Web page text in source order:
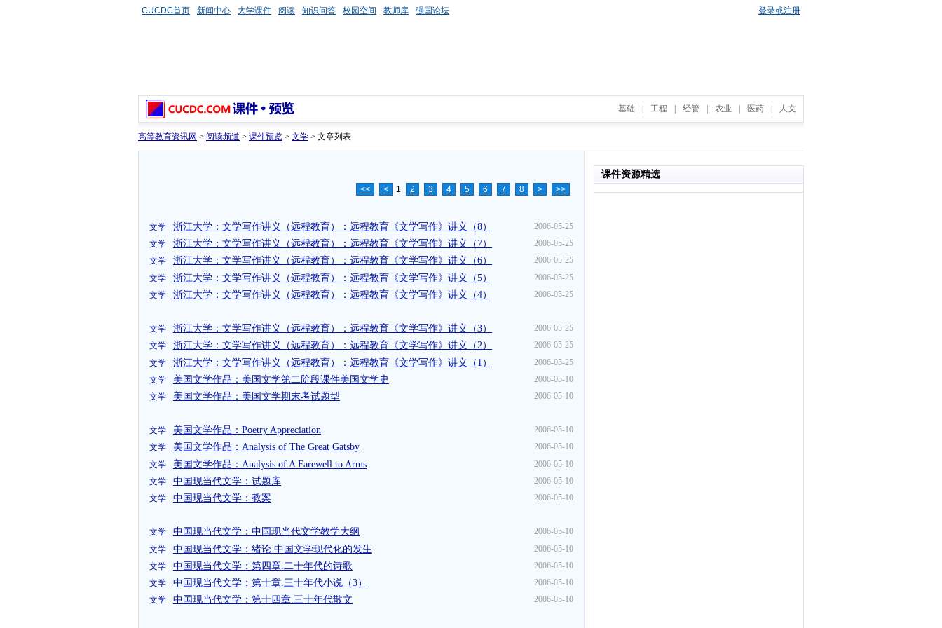
CUCDC首页 新闻中心 大学课件 阅读 知识问答 校园空间 教师库 强国论坛 登录或注册
基础 工程 经管 农业 医药 人文
高等教育资讯网 > 阅读频道 > 课件预览 > 文学 > 文章列表
<< < 1 2 3 4 5 6 7 8 > >>
2006-05-25
文学 浙江大学：文学写作讲义（远程教育）：远程教育《文学写作》讲义（8）
2006-05-25
文学 浙江大学：文学写作讲义（远程教育）：远程教育《文学写作》讲义（7）
2006-05-25
文学 浙江大学：文学写作讲义（远程教育）：远程教育《文学写作》讲义（6）
2006-05-25
文学 浙江大学：文学写作讲义（远程教育）：远程教育《文学写作》讲义（5）
2006-05-25
文学 浙江大学：文学写作讲义（远程教育）：远程教育《文学写作》讲义（4）
2006-05-25
文学 浙江大学：文学写作讲义（远程教育）：远程教育《文学写作》讲义（3）
2006-05-25
文学 浙江大学：文学写作讲义（远程教育）：远程教育《文学写作》讲义（2）
2006-05-25
文学 浙江大学：文学写作讲义（远程教育）：远程教育《文学写作》讲义（1）
2006-05-10
文学 美国文学作品：美国文学第二阶段课件美国文学史
2006-05-10
文学 美国文学作品：美国文学期末考试题型
2006-05-10
文学 美国文学作品：Poetry Appreciation
2006-05-10
文学 美国文学作品：Analysis of The Great Gatsby
2006-05-10
文学 美国文学作品：Analysis of A Farewell to Arms
2006-05-10
文学 中国现当代文学：试题库
2006-05-10
文学 中国现当代文学：教案
2006-05-10
文学 中国现当代文学：中国现当代文学教学大纲
2006-05-10
文学 中国现当代文学：绪论.中国文学现代化的发生
2006-05-10
文学 中国现当代文学：第四章.二十年代的诗歌
2006-05-10
文学 中国现当代文学：第十章.三十年代小说（3）
2006-05-10
文学 中国现当代文学：第十四章.三十年代散文
课件资源精选